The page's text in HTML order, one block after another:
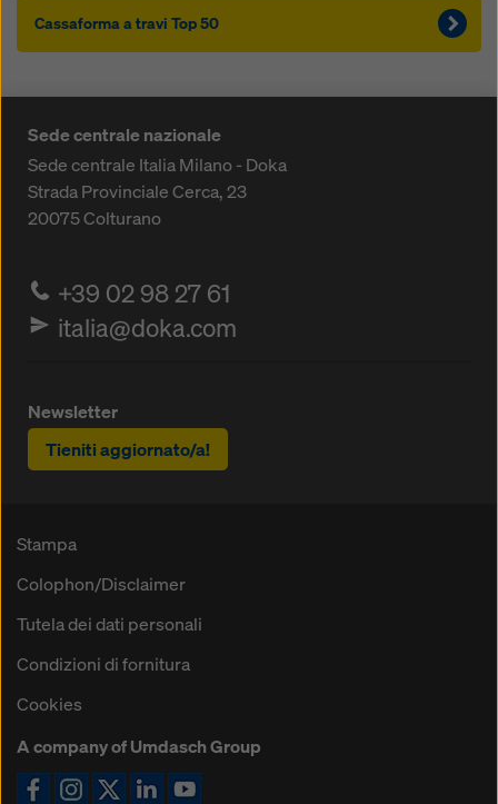
Cas­saforma a travi Top 50
Sede centrale nazionale
Sede centrale Italia Milano - Doka
Strada Provinciale Cerca, 23
20075Colturano
+39 02 98 27 61
italia@doka.com
Newsletter
Tieniti aggiornato/a!
Stampa
Colophon/Disclaimer
Tutela dei dati personali
Condizioni di fornitura
Cookies
A company of Umdasch Group
Icona Facebook
Icona Instagram
Icona XIcona LinkedIn
Icona YouTube